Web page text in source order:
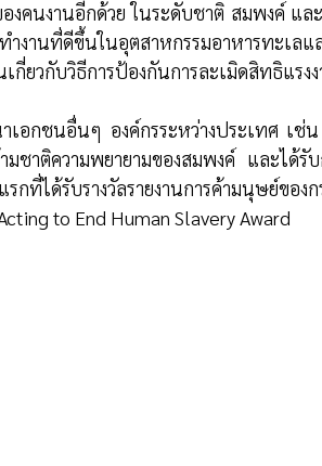
องคนงานอีกด้วย ในระดับชาติ สมพงค์ แ
งานที่ดีขึ้นในอุตสาหกรรมอาหารทะเล
กี่ยวกับวิธีการป้องกันการละเมิดสิทธิแรง
เอกชนอื่นๆ องค์กรระหว่างประเทศ เช่
ามชาติความพยายามของสมพงค์ และได้
ที่ได้รับรางวัลรายงานการค้ามนุษย์ของก
to End Human Slavery Award